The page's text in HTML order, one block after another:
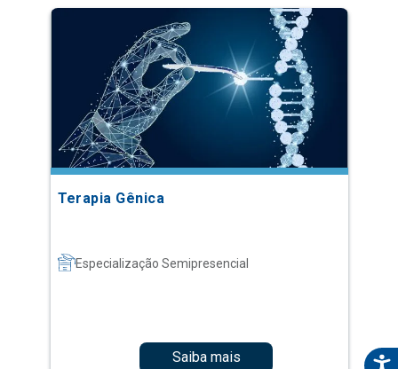
Terapia Gênica
Especialização Semipresencial
Saiba mais